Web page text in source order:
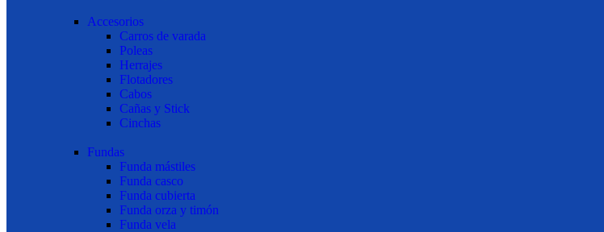
Accesorios
Carros de varada
Poleas
Herrajes
Flotadores
Cabos
Cañas y Stick
Cinchas
Fundas
Funda mástiles
Funda casco
Funda cubierta
Funda orza y timón
Funda vela